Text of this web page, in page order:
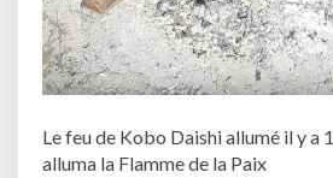
Le feu de Kobo Daishi allumé il y a
alluma la Flamme de la Paix